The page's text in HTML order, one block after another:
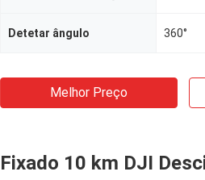
Detetar ângulo 360°
Melhor Preço
Fixado 10 km DJI